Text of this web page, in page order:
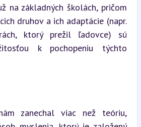
na základných školách, pričom
druhov a ich adaptácie (napr.
ktorý prežil ľadovce) sú
k pochopeniu týchto
zanechal viac než teóriu,